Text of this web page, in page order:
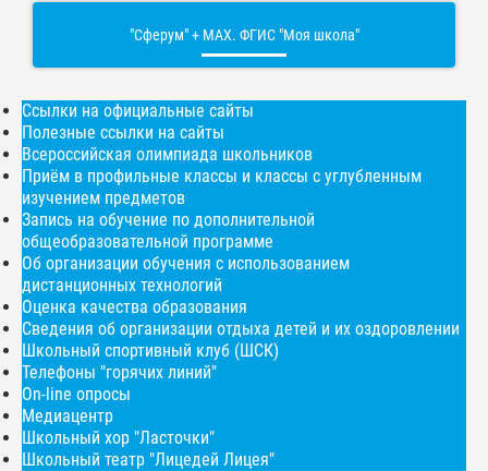
"Сферум" + МАХ. ФГИС "Моя школа"
Ссылки на официальные сайты
Полезные ссылки на сайты
Всероссийская олимпиада школьников
Приём в профильные классы и классы с углубленным
изучением предметов
Запись на обучение по дополнительной
общеобразовательной программе
Об организации обучения с использованием
дистанционных технологий
Оценка качества образования
Сведения об организации отдыха детей и их оздоровлении
Школьный спортивный клуб (ШСК)
Телефоны "горячих линий"
On-line опросы
Медиацентр
Школьный хор "Ласточки"
Школьный театр "Лицедей Лицея"